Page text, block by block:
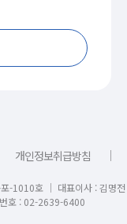
개인정보취급방침 ｜
-1010호 │ 대표이사 : 김명전
호 : 02-2639-6400